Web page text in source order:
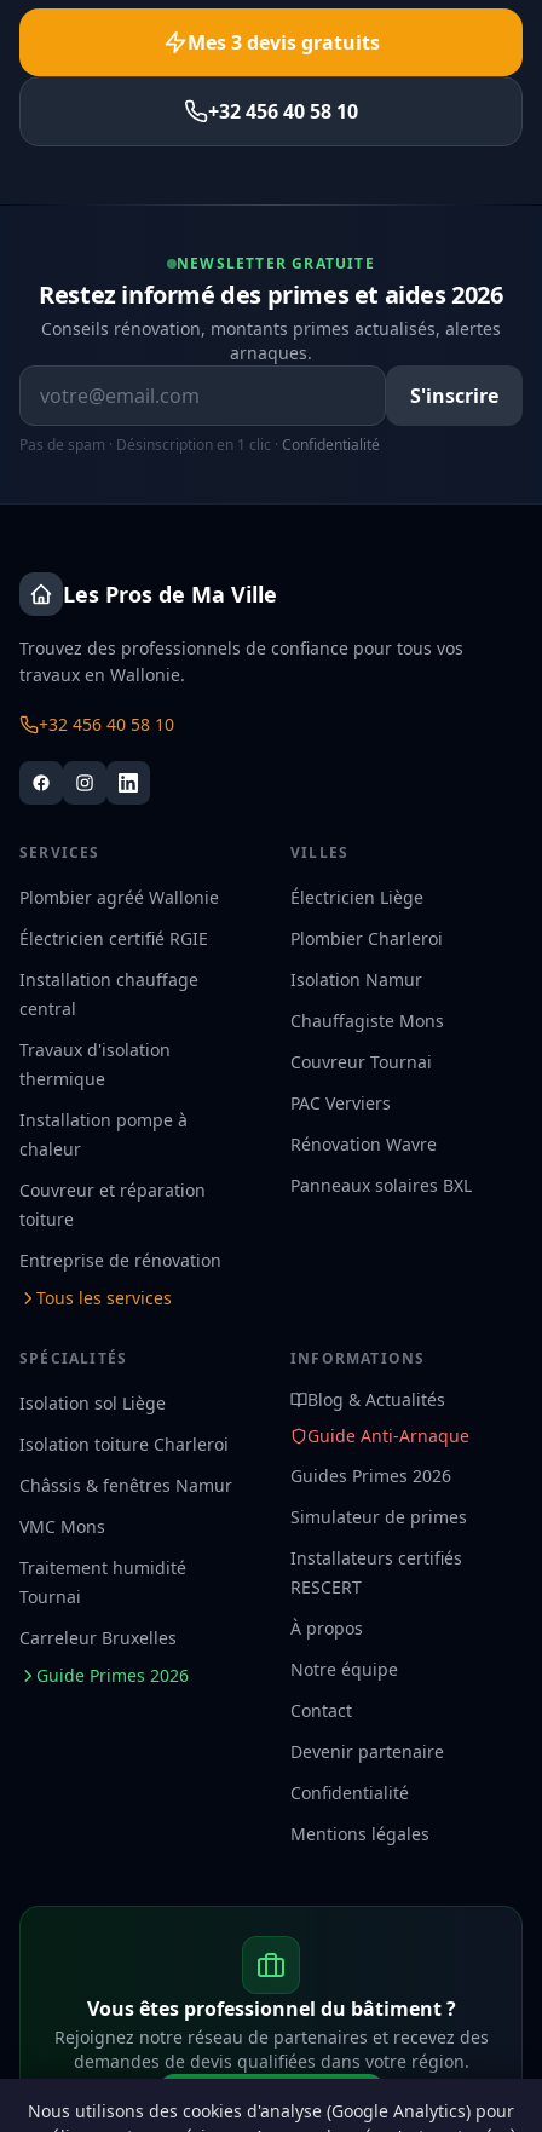
Nous utilisons des cookies d'analyse (Google Analytics) pour
Mes 3 devis gratuits
+32 456 40 58 10
NEWSLETTER GRATUITE
Restez informé des primes et aides 2026
Conseils rénovation, montants primes actualisés, alertes
arnaques.
Adresse email
S'inscrire
Pas de spam · Désinscription en 1 clic · Confidentialité
Les Pros de Ma Ville
Trouvez des professionnels de confiance pour tous vos
travaux en Wallonie.
+32 456 40 58 10
SERVICES
Plombier agréé Wallonie
Électricien certifié RGIE
Installation chauffage
central
Travaux d'isolation
thermique
Installation pompe à
chaleur
Couvreur et réparation
toiture
Entreprise de rénovation
Tous les services
VILLES
Électricien Liège
Plombier Charleroi
Isolation Namur
Chauffagiste Mons
Couvreur Tournai
PAC Verviers
Rénovation Wavre
Panneaux solaires BXL
SPÉCIALITÉS
Isolation sol Liège
Isolation toiture Charleroi
Châssis & fenêtres Namur
VMC Mons
Traitement humidité
Tournai
Carreleur Bruxelles
Guide Primes 2026
INFORMATIONS
Blog & Actualités
Guide Anti-Arnaque
Guides Primes 2026
Simulateur de primes
Installateurs certifiés
RESCERT
À propos
Notre équipe
Contact
Devenir partenaire
Confidentialité
Mentions légales
Vous êtes professionnel du bâtiment ?
Rejoignez notre réseau de partenaires et recevez des
demandes de devis qualifiées dans votre région.